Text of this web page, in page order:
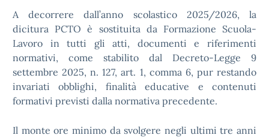
A decorrere dall’anno scolastico 2025/2026, la
dicitura PCTO è sostituita da Formazione Scuola-
Lavoro in tutti gli atti, documenti e riferimenti
normativi, come stabilito dal Decreto-Legge 9
settembre 2025, n. 127, art. 1, comma 6, pur restando
invariati obblighi, finalità educative e contenuti
formativi previsti dalla normativa precedente.
Il monte ore minimo da svolgere negli ultimi tre anni